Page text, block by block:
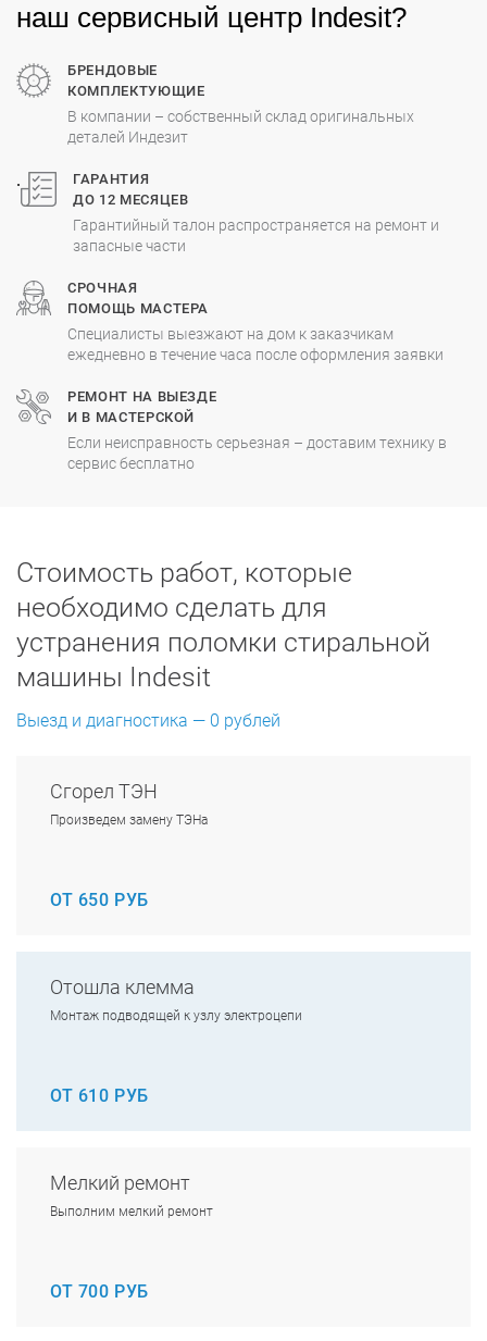
наш сервисный центр Indesit?
БРЕНДОВЫЕ
КОМПЛЕКТУЮЩИЕ
В компании – собственный склад оригинальных
деталей Индезит
.
ГАРАНТИЯ
ДО 12 МЕСЯЦЕВ
Гарантийный талон распространяется на ремонт и
запасные части
СРОЧНАЯ
ПОМОЩЬ МАСТЕРА
Специалисты выезжают на дом к заказчикам
ежедневно в течение часа после оформления заявки
РЕМОНТ НА ВЫЕЗДЕ
И В МАСТЕРСКОЙ
Если неисправность серьезная – доставим технику в
сервис бесплатно
Стоимость работ, которые
необходимо сделать для
устранения поломки стиральной
машины Indesit
Выезд и диагностика — 0 рублей
Сгорел ТЭН
Произведем замену ТЭНа
ОТ 650 РУБ
Отошла клемма
Монтаж подводящей к узлу электроцепи
ОТ 610 РУБ
Мелкий ремонт
Выполним мелкий ремонт
ОТ 700 РУБ